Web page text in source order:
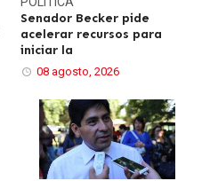
Senador Becker pide
acelerar recursos para
iniciar la
08 agosto, 2026